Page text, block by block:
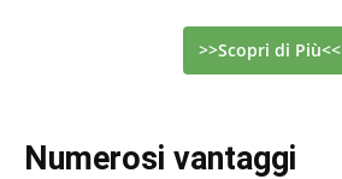
>>Scopri di Più<<
Numerosi vantaggi